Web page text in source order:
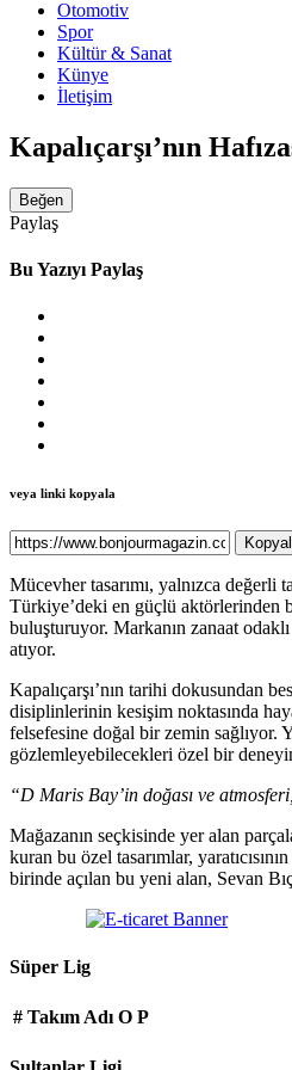
Otomotiv
Spor
Kültür & Sanat
Künye
İletişim
Kapalıçarşı’nın
Beğen
Paylaş
Bu Yazıyı Paylaş
veya linki kopyala
Mücevher tasarımı, yalnızca değerli
Türkiye’deki en güçlü aktörlerinden
buluşturuyor. Markanın zanaat
atıyor.
Kapalıçarşı’nın tarihi dokusundan
disiplinlerinin kesişim noktasında
felsefesine doğal bir zemin sağlıyor.
gözlemleyebilecekleri özel bir
“D Maris Bay’in doğası ve
Mağazanın seçkisinde yer alan
kuran bu özel tasarımlar,
birinde açılan bu yeni alan, Sevan
Süper Lig
# Takım Adı O P